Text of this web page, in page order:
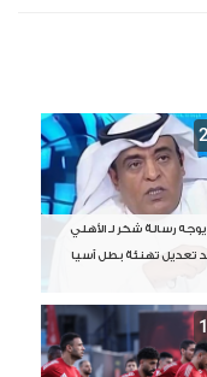
يوجه رسالة شكر لـ الأهلي
تعديل تهنئة بطل آسيا